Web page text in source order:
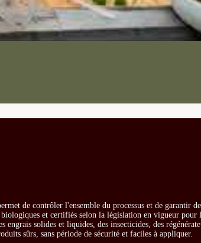
de contrôler l'ensemble du processus et de garantir
et certifiés selon la législation en vigueur
solides et liquides, des insecticides, des
sûrs, sans période de sécurité et faciles à appliquer.